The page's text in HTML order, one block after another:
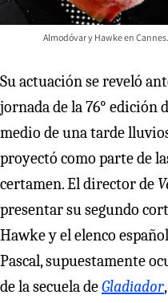
Almodóvar y Hawke en
Su actuación se reveló
jornada de la 76° edición
medio de una tarde
proyectó como parte de
certamen. El director de
presentar su segundo
Hawke y el elenco
Pascal, supuestamente
de la secuela deGladiador